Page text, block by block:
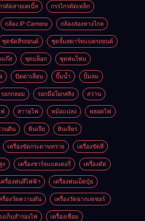
รตัดสายเคเบิ้ล กรรไกรตัดเหล็ก
กล้อง IP Camera กล้องส่องทางไกล
ชุดขัดสีรถยนต์​ ชุดจั้มสตาร์ทแบตรถยนต์
ก๊ส ชุดบล็อก ชุดพ่นโฟม
ปัตตาเลี่ยน ปั๊มน้ำ ปั้มลม
รอกกลอม รอกมือโยกสลิง สว่าน
สาายไฟ หม้อแปลง หลอดไฟ
นดิน หินเจีย หินเจียร
เครื่องขัดกระดาษทราย เครื่องขัดสี
ง เครื่องชาร์จแบตเตอรี่ เครื่องตัด
เครื่องพ่นสีไฟฟ้า เครื่องพ่นเม็ดปุ๋ย
รื่องวัดความดัน เครื่องวัดฉากเลเซอร์
งเก็บสํารองไฟ เครื่องเชื่อม